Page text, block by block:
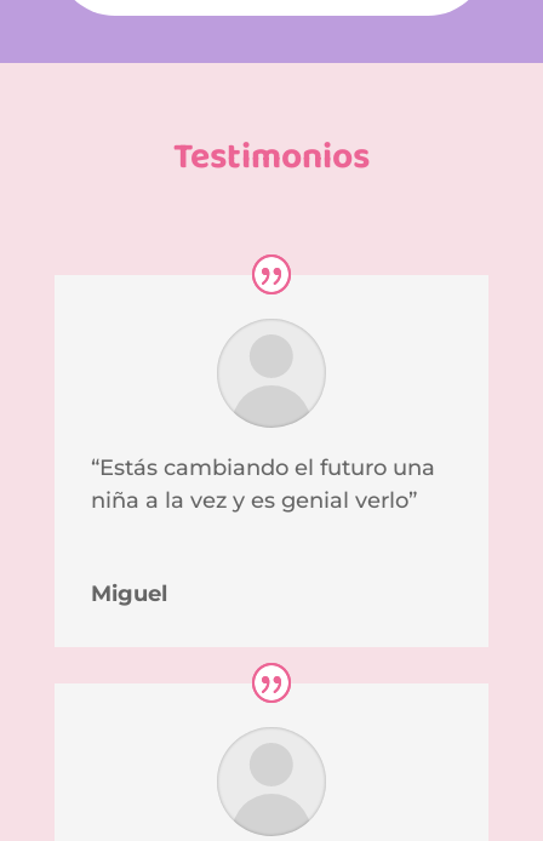
Testimonios
“Estás cambiando el futuro una
niña a la vez y es genial verlo”
Miguel